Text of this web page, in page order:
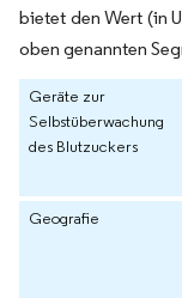
bietet den Wert (in
oben genannten
Geräte zur
Selbstüberwachung
des Blutzuckers
Geografie